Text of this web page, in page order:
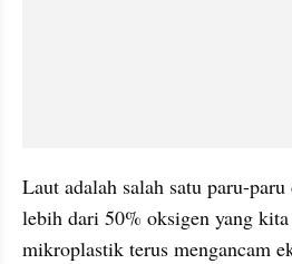
Laut adalah salah satu paru-
lebih dari 50% oksigen yang
mikroplastik terus mengancam